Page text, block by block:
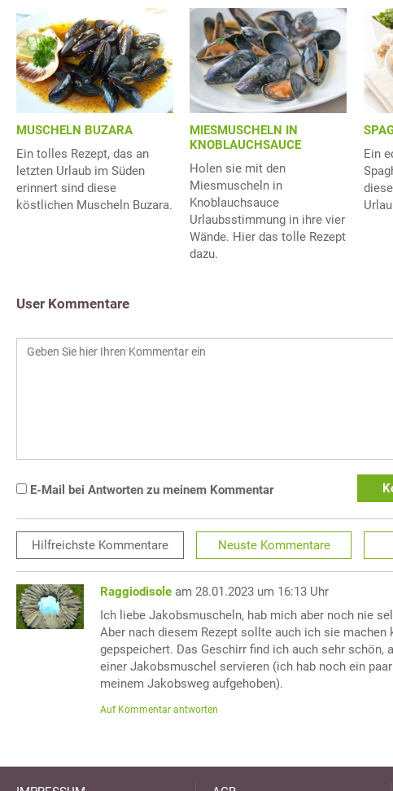
MUSCHELN BUZARA
Ein tolles Rezept, das an
letzten Urlaub im Süden
erinnert sind diese
köstlichen Muscheln Buzara.
MIESMUSCHELN IN
KNOBLAUCHSAUCE
Holen sie mit den
Miesmuscheln in
Knoblauchsauce
Urlaubsstimmung in ihre vier
Wände. Hier das tolle Rezept
dazu.
Ein
User Kommentare
E-Mail bei Antworten zu meinem Kommentar
Hilfreichste Kommentare Neuste Kommentare
Raggiodisole am 28.01.2023 um 16:13 Uhr
Ich liebe Jakobsmuscheln, hab mich aber noch nie
Aber nach diesem Rezept sollte auch ich sie machen
gepspeichert. Das Geschirr find ich auch sehr schön,
einer Jakobsmuschel servieren (ich hab noch ein
meinem Jakobsweg aufgehoben).
Auf Kommentar antworten